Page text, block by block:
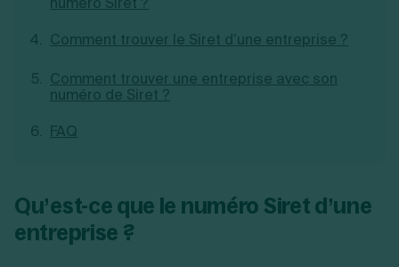
Je suis autonome
Je souhaite être accompagné
comptable LS Compta
Création de SASU
Création de SAS
Création de SCI
Aides à la création d’entreprise
Création d'entreprise
Comment trouver le Siret d’une entreprise ?
Comment trouver une entreprise avec son
numéro de Siret ?
FAQ
Qu’est-ce que le numéro Siret d’une
entreprise ?